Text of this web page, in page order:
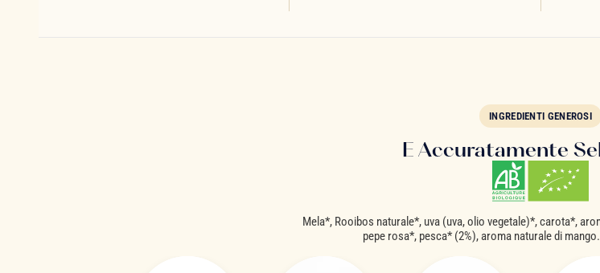
INGREDIENTI GENEROSI
E Accuratamente
Mela*, Rooibos naturale*, uva (uva, olio vegetale)*, carota*,
pepe rosa*, pesca* (2%), aroma naturale di